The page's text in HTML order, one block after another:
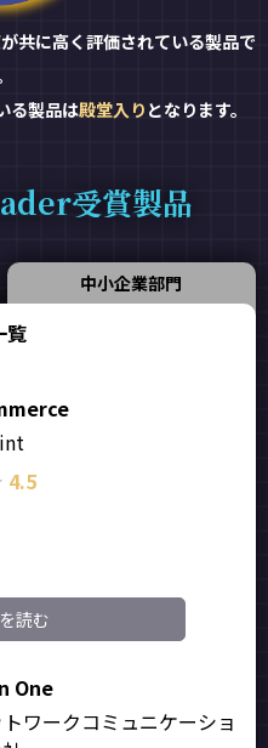
が共に高く評価されている製品で
る製品は殿堂入り となります。
受賞製品
中小企業部門
覧
4.5
読む
One
ワークコミュニケーショ